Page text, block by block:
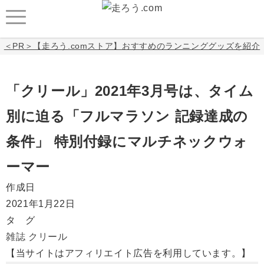
＜PR＞【走ろう.comストア】おすすめのランニンググッズを紹介
「クリール」2021年3月号は、タイム
別に迫る「フルマラソン 記録達成の
条件」 特別付録にマルチネックウォ
ーマー
作成日
2021年1月22日
タ グ
雑誌 クリール
【当サイトはアフィリエイト広告を利用しています。】